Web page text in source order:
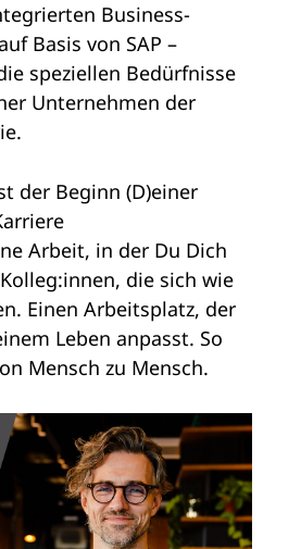
Business-
Basis von SAP –
speziellen Bedürfnisse
Unternehmen der
der Beginn (D)einer
Arbeit, in der Du Dich
die sich wie
Einen Arbeitsplatz, der
Leben anpasst. So
Mensch zu Mensch.